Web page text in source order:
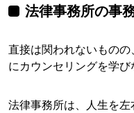
法律事務所の事
直接は関われないもの
にカウンセリングを学び
法律事務所は、人生を